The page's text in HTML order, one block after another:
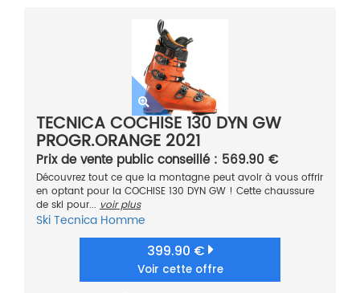
TECNICA COCHISE 130 DYN GW
PROGR.ORANGE 2021
Prix de vente public conseillé : 569.90 €
Découvrez tout ce que la montagne peut avoir à vous offrir
en optant pour la COCHISE 130 DYN GW ! Cette chaussure
de ski pour... voir plus
SkiTecnica Homme
399.90 €
Voir cette offre